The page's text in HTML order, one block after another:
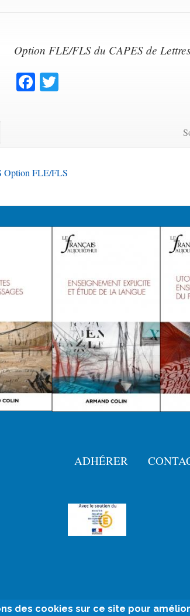
Option FLE/FLS du CAPES de
Facebook
Option FLE/FLS
ADHÉRER
des cookies sur ce site pour